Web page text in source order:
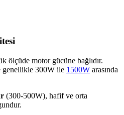
ölçüde motor gücüne bağlıdır.
genellikle 300W ile 1500W arasında
(300-500W), hafif ve orta